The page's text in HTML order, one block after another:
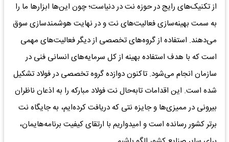
از تکنیک‌های رایج در حوزه نت در دنیاست؛ چون این‌ها ابزارها ما را
به سمت بهینه‌سازی فعالیت‌های نت و در نهایت هوشمندسازی سوق
می‌دهند. استفاده از گروه‌های تخصصی از دیگر فعالیت‌های مهمی
است که با هدف استفاده بهینه از کل سرمایه‌های انسانی فنی در
سازمان انجام می‌شود. تاکنون دوازده گروه تخصصی در فولاد تشکیل
شده است. این اقدامات تابه‌حال نت فولاد مبارکه را به اذعان ناظران
بیرونی در ممیزی‌ها و جایزه نتی که دریافت کرده‌ایم، به‌ جایگاه نت
برتر کشور رسانده است و امیدواریم با ارتقای کیفیت برنامه‌هایمان،